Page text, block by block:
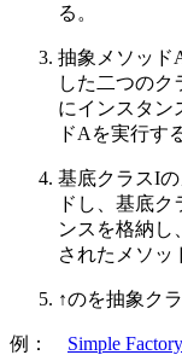
る。
抽象メソッド
した二つのク
にインスタン
ドAを実行す
基底クラスI
ドし、基底
ンスを格納し
されたメソッ
↑のを抽象ク
例： Simple